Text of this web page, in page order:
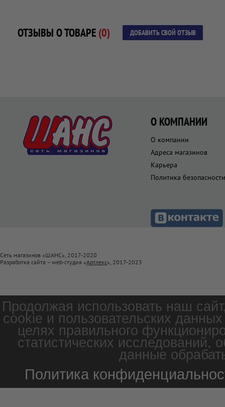
ОТЗЫВЫ О ТОВАРЕ (0) ДОБАВИТЬ СВОЙ ОТЗЫВ
О КОМПАНИИ
О компании
Адреса магазинов
Карьера
Политика безопасности
Сеть магазинов «ШАНС», 2017-2020
Разработка сайта – web-студия «Артлекс», 2017-2023
Продолжая использовать наш
cookie и пользовательских
целях правильного
статистических
данные
Политика